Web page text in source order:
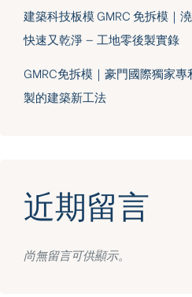
建築科技板模 GMRC 免拆模｜
快速又乾淨 — 工地零後製實錄
GMRC免拆模｜豪門國際獨家
製的建築新工法
近期留言
尚無留言可供顯示。